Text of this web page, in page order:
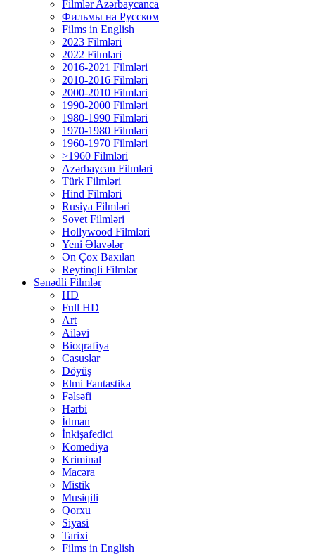
Filmlər Azərbaycanca
Фильмы на Русском
Films in English
2023 Filmləri
2022 Filmləri
2016-2021 Filmləri
2010-2016 Filmləri
2000-2010 Filmləri
1990-2000 Filmləri
1980-1990 Filmləri
1970-1980 Filmləri
1960-1970 Filmləri
>1960 Filmləri
Azərbaycan Filmləri
Türk Filmləri
Hind Filmləri
Rusiya Filmləri
Sovet Filmləri
Hollywood Filmləri
Yeni Əlavələr
Ən Çox Baxılan
Reytinqli Filmlər
Sənədli Filmlər
HD
Full HD
Art
Ailəvi
Bioqrafiya
Casuslar
Döyüş
Elmi Fantastika
Fəlsəfi
Hərbi
İdman
İnkişafedici
Komediya
Kriminal
Macəra
Mistik
Musiqili
Qorxu
Siyasi
Tarixi
Films in English